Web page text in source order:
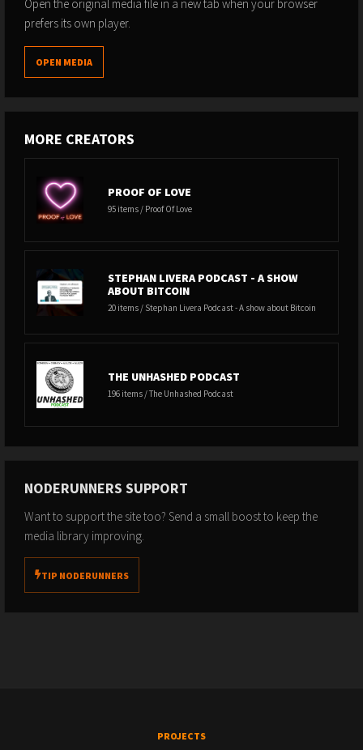
Open the original media file in a new tab when your browser
prefers its own player.
OPEN MEDIA
MORE CREATORS
PROOF OF LOVE
95 items / Proof Of Love
STEPHAN LIVERA PODCAST - A SHOW
ABOUT BITCOIN
20 items / Stephan Livera Podcast - A show about Bitcoin
THE UNHASHED PODCAST
196 items / The Unhashed Podcast
NODERUNNERS SUPPORT
Want to support the site too? Send a small boost to keep the
media library improving.
TIP NODERUNNERS
PROJECTS